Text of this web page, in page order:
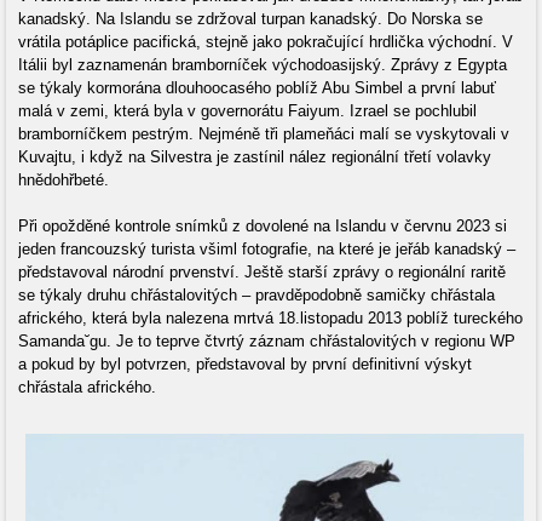
kanadský. Na Islandu se zdržoval turpan kanadský. Do Norska se
vrátila potáplice pacifická, stejně jako pokračující hrdlička východní. V
Itálii byl zaznamenán bramborníček východoasijský. Zprávy z Egypta
se týkaly kormorána dlouhoocasého poblíž Abu Simbel a první labuť
malá v zemi, která byla v governorátu Faiyum. Izrael se pochlubil
bramborníčkem pestrým. Nejméně tři plameňáci malí se vyskytovali v
Kuvajtu, i když na Silvestra je zastínil nález regionální třetí volavky
hnědohřbeté.
Při opožděné kontrole snímků z dovolené na Islandu v červnu 2023 si
jeden francouzský turista všiml fotografie, na které je jeřáb kanadský –
představoval národní prvenství. Ještě starší zprávy o regionální raritě
se týkaly druhu chřástalovitých – pravděpodobně samičky chřástala
afrického, která byla nalezena mrtvá 18.listopadu 2013 poblíž tureckého
Samanda˘gu. Je to teprve čtvrtý záznam chřástalovitých v regionu WP
a pokud by byl potvrzen, představoval by první definitivní výskyt
chřástala afrického.